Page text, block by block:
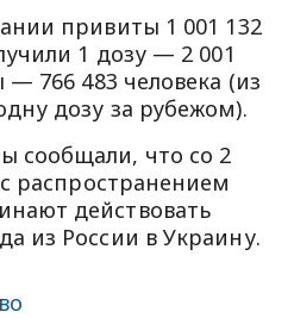
привиты 1 001 132
1 дозу — 2 001
— 766 483 человека (из
дозу за рубежом).
сообщали, что со 2
распространением
действовать
из России в Украину.